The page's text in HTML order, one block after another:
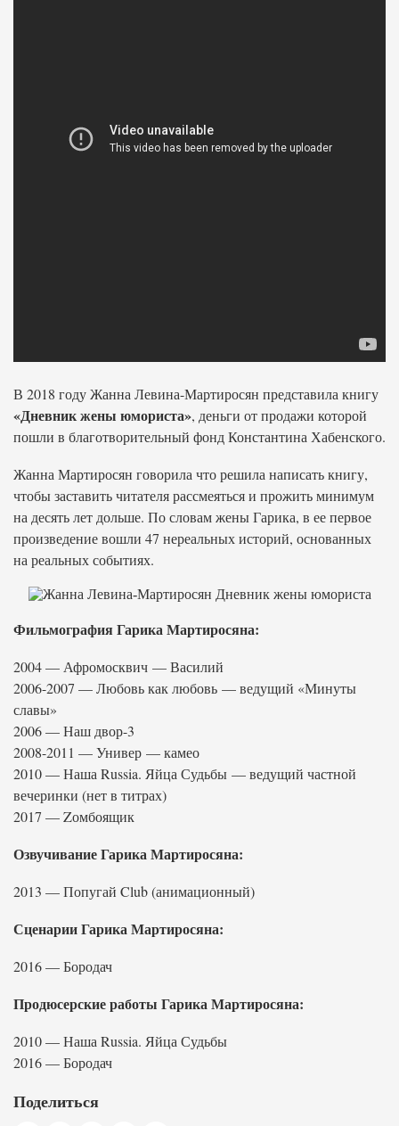
В 2018 году Жанна Левина-Мартиросян представила книгу
«Дневник жены юмориста», деньги от продажи которой
пошли в благотворительный фонд Константина Хабенского.
Жанна Мартиросян говорила что решила написать книгу,
чтобы заставить читателя рассмеяться и прожить минимум
на десять лет дольше. По словам жены Гарика, в ее первое
произведение вошли 47 нереальных историй, основанных
на реальных событиях.
Фильмография Гарика Мартиросяна:
2004 — Афромосквич — Василий
2006-2007 — Любовь как любовь — ведущий «Минуты
славы»
2006 — Наш двор-3
2008-2011 — Универ — камео
2010 — Наша Russia. Яйца Судьбы — ведущий частной
вечеринки (нет в титрах)
2017 — Zомбоящик
Озвучивание Гарика Мартиросяна:
2013 — Попугай Club (анимационный)
Сценарии Гарика Мартиросяна:
2016 — Бородач
Продюсерские работы Гарика Мартиросяна:
2010 — Наша Russia. Яйца Судьбы
2016 — Бородач
Поделиться